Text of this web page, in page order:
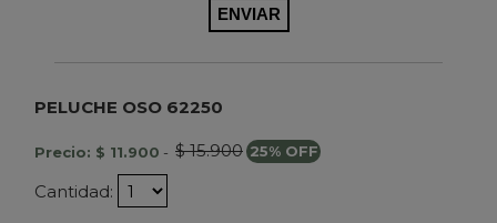
PELUCHE OSO 62250
Precio: $ 11.900 - $ 15.900 25% OFF
Cantidad: